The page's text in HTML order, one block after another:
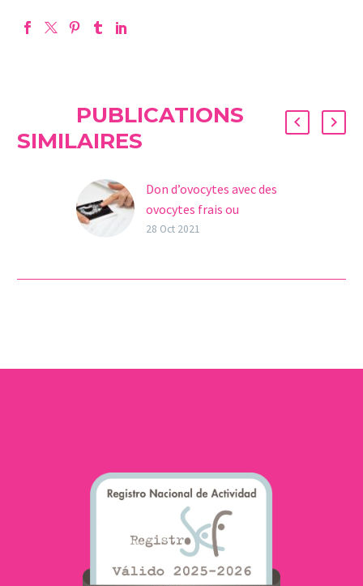
PUBLICATIONS
SIMILAIRES
Don d’ovocytes avec des
ovocytes frais ou
vitrifiés?
28 Oct 2021